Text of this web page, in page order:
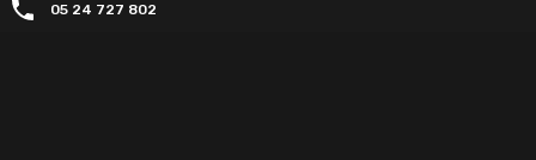
05 24 727 802